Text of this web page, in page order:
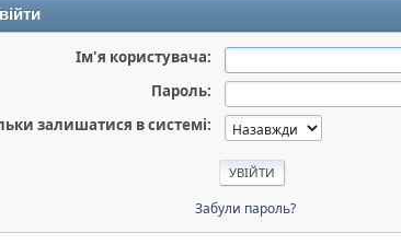
Ім'я користувача:
Пароль:
залишатися в системі:
Забули пароль?